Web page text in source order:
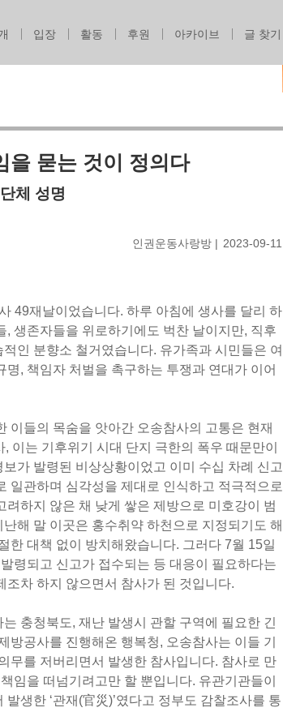
을 묻는 것이 정의다
체 성명
인권운동사랑방 2023-09-11
49재날이었습니다. 하루 아침에 생사를 달리 하
생존자들을 위로하기에도 벅찬 날이지만, 직후
인 분향소 철거였습니다. 유가족과 시민들은 여
, 책임자 처벌을 촉구하는 투쟁과 연대가 이어
이들의 목숨을 앗아간 오송참사의 고통은 현재
이는 기후위기 시대 단지 극한의 폭우 때문만이
가 발령된 비상상황이었고 이미 수십 차례 신고
일관하며 심각성을 제대로 인식하고 적극적으로
하지 않은 채 낮게 쌓은 제방으로 미호강이 범
해 말 이곳은 홍수취약 하천으로 지정되기도 해
한 대책 없이 방치해왔습니다. 그러다 7월 15일
령되고 신고가 접수되는 등 대응이 필요하다는
차 하지 않으면서 참사가 된 것입니다.
충청북도, 재난 발생시 관할 구역에 필요한 긴
방공사를 진행해온 행복청, 오송참사는 이들 기
무를 저버리면서 발생한 참사입니다. 참사로 만
임을 떠넘기려고만 할 뿐입니다. 유관기관들이
생한 ‘관재(官災)’였다고 정부도 감찰조사를 통
입장 활동 후원 아카이브 글 찾기